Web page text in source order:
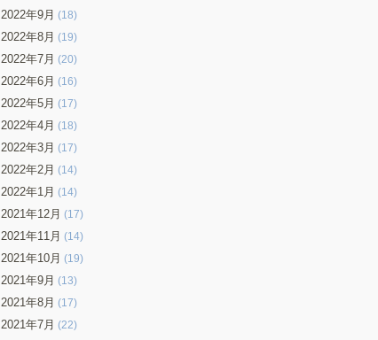
2022年9月 (18)
2022年8月 (19)
2022年7月 (20)
2022年6月 (16)
2022年5月 (17)
2022年4月 (18)
2022年3月 (17)
2022年2月 (14)
2022年1月 (14)
2021年12月 (17)
2021年11月 (14)
2021年10月 (19)
2021年9月 (13)
2021年8月 (17)
2021年7月 (22)